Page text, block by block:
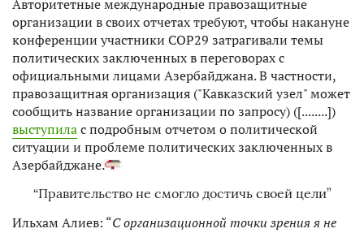
Авторитетные международные правозащитные
организации в своих отчетах требуют, чтобы накануне
конференции участники CОР29 затрагивали темы
политических заключенных в переговорах с
официальными лицами Азербайджана. В частности,
правозащитная организация ("Кавказский узел" может
сообщить название организации по запросу) ([........])
выступилас подробным отчетом о политической
ситуации и проблеме политических заключенных в
Азербайджане.
“Правительство не смогло достичь своей цели”
Ильхам Алиев: “С организационной точки зрения я не